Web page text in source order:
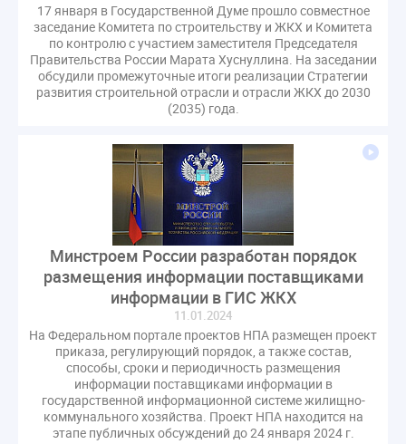
17 января в Государственной Думе прошло совместное
заседание Комитета по строительству и ЖКХ и Комитета
по контролю с участием заместителя Председателя
Правительства России Марата Хуснуллина. На заседании
обсудили промежуточные итоги реализации Стратегии
развития строительной отрасли и отрасли ЖКХ до 2030
(2035) года.
Минстроем России разработан порядок
размещения информации поставщиками
информации в ГИС ЖКХ
11.01.2024
На Федеральном портале проектов НПА размещен проект
приказа, регулирующий порядок, а также состав,
способы, сроки и периодичность размещения
информации поставщиками информации в
государственной информационной системе жилищно-
коммунального хозяйства. Проект НПА находится на
этапе публичных обсуждений до 24 января 2024 г.